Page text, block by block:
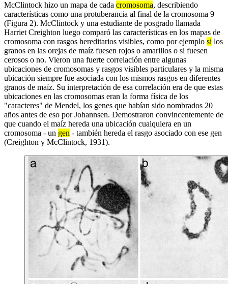
McClintock hizo un mapa de cada cromosoma, describiendo
características como una protuberancia al final de la cromosoma 9
(Figura 2). McClintock y una estudiante de posgrado llamada
Harriet Creighton luego comparó las características en los mapas de
cromosoma con rasgos hereditarios visibles, como por ejemplo si los
granos en las orejas de maíz fuesen rojos o amarillos o si fuesen
cerosos o no. Vieron una fuerte correlación entre algunas
ubicaciones de cromosomas y rasgos visibles particulares y la misma
ubicación siempre fue asociada con los mismos rasgos en diferentes
granos de maíz. Su interpretación de esa correlación era de que estas
ubicaciones en las cromosomas eran la forma física de los
"caracteres" de Mendel, los genes que habían sido nombrados 20
años antes de eso por Johannsen. Demostraron convincentemente de
que cuando el maíz hereda una ubicación cualquiera en un
cromosoma - un gen - también hereda el rasgo asociado con ese gen
(Creighton y McClintock, 1931).